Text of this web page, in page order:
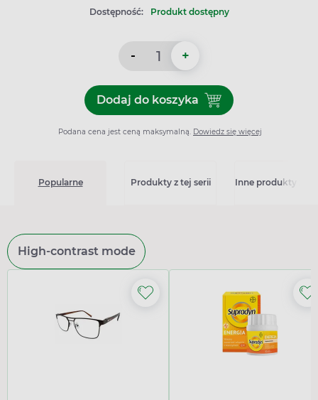
Dostępność: Produkt dostępny
- +
Dodaj do koszykaDodaj do koszyka Niquitin
Podana cena jest ceną maksymalną. Dowiedz się więcej
Popularne Produkty z tej serii Inne produkty z
High-contrast mode